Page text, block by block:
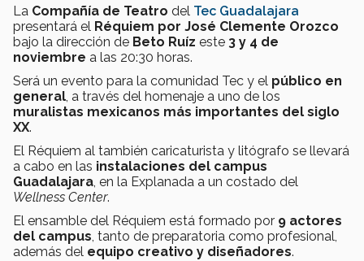
La Compañía de Teatro del Tec Guadalajara
presentará el Réquiem por José Clemente Orozco
bajo la dirección de Beto Ruíz este 3 y 4 de
noviembre a las 20:30 horas.
Será un evento para la comunidad Tec y el público en
general , a través del homenaje a uno de los
muralistas mexicanos más importantes del siglo
XX.
El Réquiem al también caricaturista y litógrafo se llevará
a cabo en las instalaciones del campus
Guadalajara , en la Explanada a un costado del
Wellness Center.
El ensamble del Réquiem está formado por 9 actores
del campus , tanto de preparatoria como profesional,
además del equipo creativo y diseñadores.